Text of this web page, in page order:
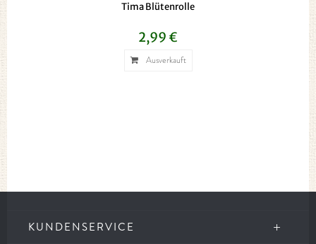
Tima Blütenrolle
2,99 €
Ausverkauft
KUNDENSERVICE